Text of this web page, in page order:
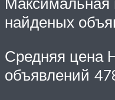
найденых
Средняя цена
объявлений